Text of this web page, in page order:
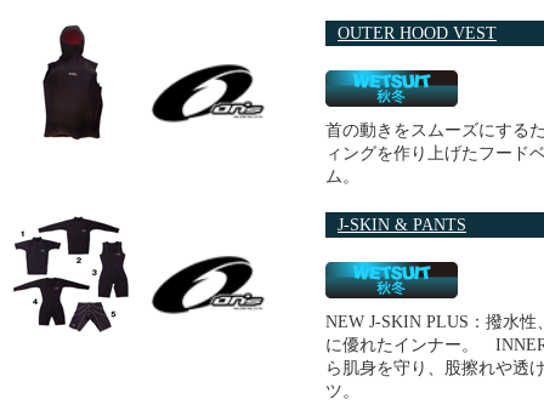
OUTER HOOD VEST
首の動きをスムーズにする
ィングを作り上げたフード
ム。
J-SKIN & PANTS
NEW J-SKIN PLUS：撥水
に優れたインナー。
ら肌身を守り、股擦れや透
ツ。